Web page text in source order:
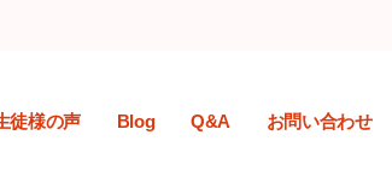
徒様の声 Blog Q&A お問い合わせ